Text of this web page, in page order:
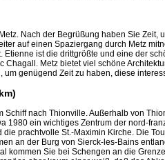
Nach der Begrüßung haben Sie Zeit,
auf einen Spaziergang durch Metz
ist die drittgrößte und eine der
Chagall. Metz bietet viel schöne
um genügend Zeit zu haben, diese
Schiff nach Thionville. Außerhalb von
1980 ein wichtiges Zentrum der nord-
prachtvolle St.-Maximin Kirche. Die
an der Burg von Sierck-les-Bains
kommen Sie bei Schengen an die